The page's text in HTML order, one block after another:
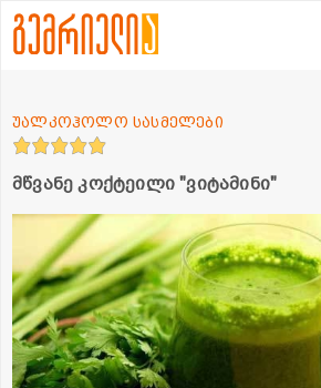
მწვანე კოქტეილი "ვიტამინი"
უალკოჰოლო სასმელები